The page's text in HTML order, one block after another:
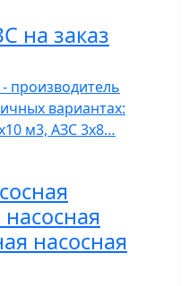
на заказ
производитель
вариантах:
м3, АЗС 3х8…
насосная